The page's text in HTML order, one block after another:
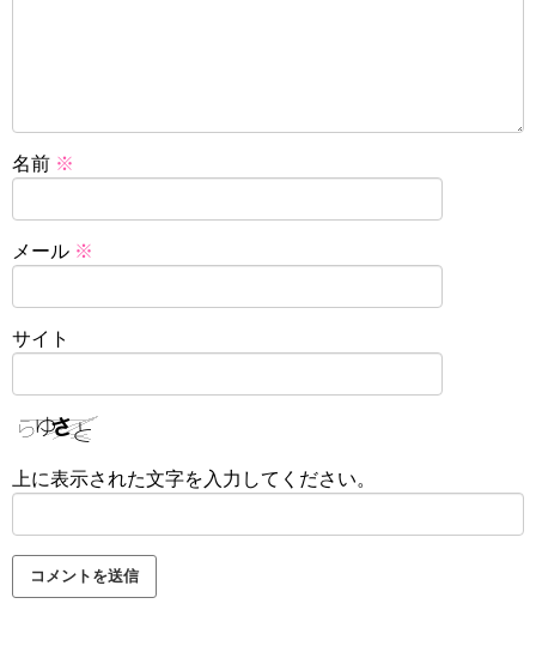
名前 ※
メール ※
サイト
上に表示された文字を入力してください。